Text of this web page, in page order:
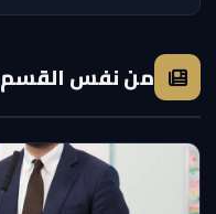
من نفس القسم